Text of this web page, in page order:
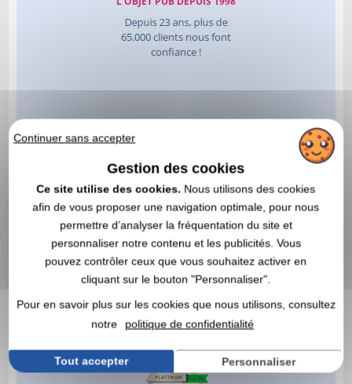
Continuer sans accepter
Gestion des cookies
Ce site utilise des cookies. Nous utilisons des cookies
afin de vous proposer une navigation optimale, pour nous
permettre d’analyser la fréquentation du site et
personnaliser notre contenu et les publicités. Vous
pouvez contrôler ceux que vous souhaitez activer en
cliquant sur le bouton "Personnaliser".
Pour en savoir plus sur les cookies que nous utilisons, consultez
notre
politique de confidentialité
Tout accepter Personnaliser